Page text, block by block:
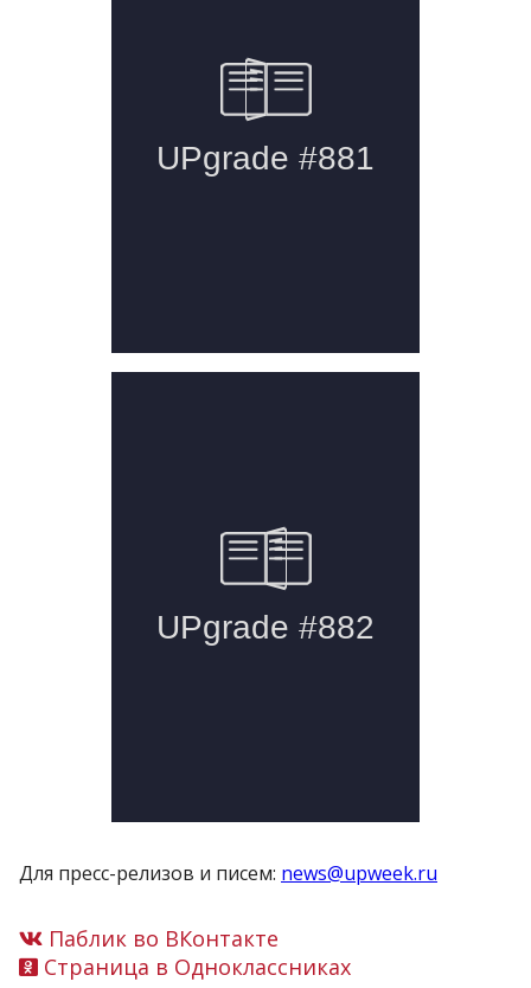
Для пресс-релизов и писем: news@upweek.ru
Паблик во ВКонтакте
Страница в Одноклассниках